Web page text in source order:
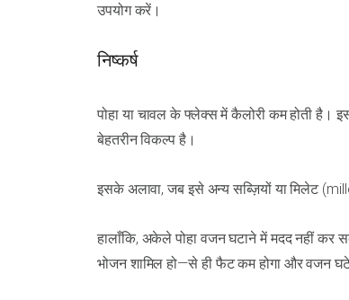
उपयोग करें।
निष्कर्ष
पोहा या चावल के फ्लेक्स में कैलोरी कम होती है।
बेहतरीन विकल्प है।
इसके अलावा, जब इसे अन्य सब्ज़ियों या मिलेट
हालाँकि, अकेले पोहा वजन घटाने में मदद नहीं
भोजन शामिल हो—से ही फैट कम होगा और वजन